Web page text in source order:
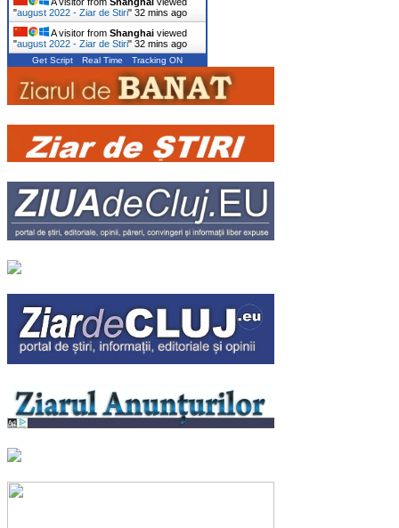
A visitor from Shanghai viewed
"august 2022 - Ziar de Stiri" 32 mins ago
A visitor from Shanghai viewed
"august 2022 - Ziar de Stiri" 32 mins ago
Get Script Real Time Tracking ON